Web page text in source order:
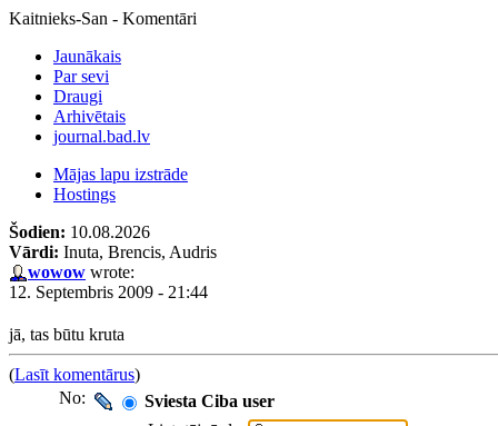
Kaitnieks-San - Komentāri
Jaunākais
Par sevi
Draugi
Arhivētais
journal.bad.lv
Mājas lapu izstrāde
Hostings
Šodien: 10.08.2026
Vārdi: Inuta, Brencis, Audris
wowow wrote:
12. Septembris 2009 - 21:44
jā, tas būtu kruta
(Lasīt komentārus)
No:
Sviesta Ciba user